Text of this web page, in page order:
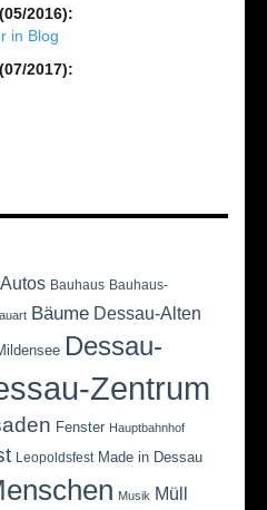
2016):
in Blog
2017):
Autos Bauhaus Bauhaus-
Bäume Dessau-Alten
Dessau-
Zentrum
Fenster Hauptbahnhof
Leopoldsfest Made in Dessau
Musik Müll